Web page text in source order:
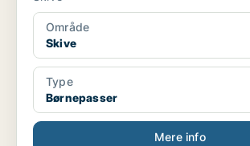
Område
Skive
Type
Børnepasser
Mere info